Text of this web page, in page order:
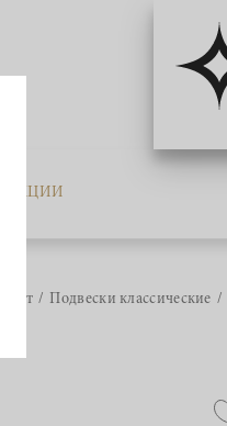
АКЦИИ
Крест Подвески классические